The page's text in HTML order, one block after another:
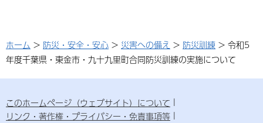
ホーム > 防災・安全・安心 > 災害への備え > 防災訓練 > 令和5
年度千葉県・東金市・九十九里町合同防災訓練の実施について
このホームページ（ウェブサイト）について
リンク・著作権・プライバシー・免責事項等